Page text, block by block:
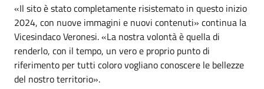
«Il sito è stato completamente risistemato in questo inizio
2024, con nuove immagini e nuovi contenuti» continua la
Vicesindaco Veronesi. «La nostra volontà è quella di
renderlo, con il tempo, un vero e proprio punto di
riferimento per tutti coloro vogliano conoscere le bellezze
del nostro territorio».